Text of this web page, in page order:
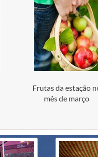
Frutas da estação
mês de março